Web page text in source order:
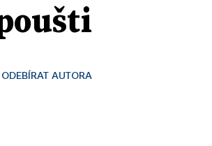
ODEBÍRAT AUTORA